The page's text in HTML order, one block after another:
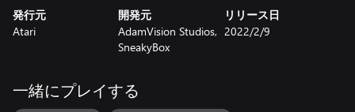
発行元
Atari
開発元
AdamVision Studios,
SneakyBox
リリース日
2022/2/9
一緒にプレイする